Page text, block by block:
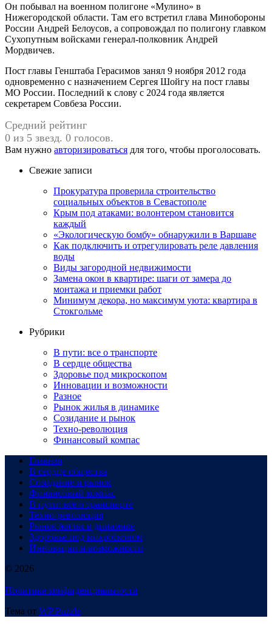
Он побывал на военном полигоне «Мулино» в
Нижегородской области. Там его встретил глава Минобороны
России Андрей Белоусов, а сопровождал по полигону главком
Сухопутным войсками генерал-полковник Андрей
Мордвичев.
Пост главы Генштаба Герасимов занял 9 ноября 2012 года
одновременно с назначением Сергея Шойгу на пост главы
МО России. Последний к слову с 2024 года является
секретарем Совбеза России.
Средний рейтинг
0 из 5 звезд. 0 голосов.
Вам нужно авторизироваться для того, чтобы проголосовать.
Свежие записи
Прокуратура проверила строительство
социальных объектов в Севастополе
Крым под атаками: волонтером становится
каждый
«Экологическую бомбу» обнаружили в Варшаве
Как подключить и отрегулировать реле давления
воды
Виды загородной недвижимости
Замена окон в квартире: шаги от замера до
монтажа и приемки работ
Минимум декора, но максимум уюта: квартира в
Стокгольме
Рубрики
В пути: все о транспорте
В сердце общества
Здоровье под микроскопом
Инновации и возможности
Разное
Рынок жилья в динамике
Созидание и рынок
Техно-революция
Финансовый компас
Главная
В сердце общества
Созидание и рынок
Финансовый компас
В пути: все о транспорте
Техно-революция
Рынок жилья в динамике
Здоровье под микроскопом
Инновации и возможности
© 2026
Политика конфиденциальности
Тема от WP Puzzle